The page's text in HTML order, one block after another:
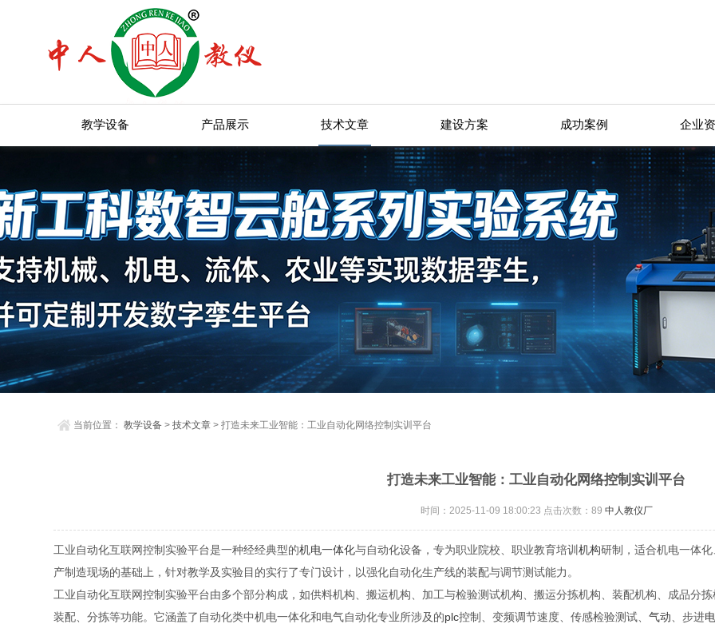
教学设备 产品展示 技术文章 建设方案 成功案例 企业
当前位置：教学设备 >技术文章 > 打造未来工业智能：工业自动化网络控制实训平台
打造未来工业智能：工业自动化网络控制实训平台
时间：2025-11-09 18:00:23 点击次数： 89 中人教仪厂
工业自动化互联网控制实验平台是一种经经典型的机电一体化与自动化设备，专为职业院校、职业教育培训机构研制，适合机电一体化
产制造现场的基础上，针对教学及实验目的实行了专门设计，以强化自动化生产线的装配与调节测试能力。
工业自动化互联网控制实验平台由多个部分构成，如供料机构、搬运机构、加工与检验测试机构、搬运分拣机构、装配机构、成品分
装配、分拣等功能。它涵盖了自动化类中机电一体化和电气自动化专业所涉及的plc控制、变频调节速度、传感检验测试、气动 、步进